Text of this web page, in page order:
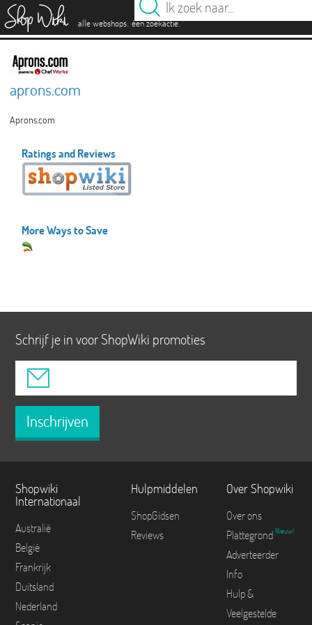
alle webshops. één zoekactie.
aprons.com
Aprons.com
Ratings and Reviews
More Ways to Save
Schrijf je in voor ShopWiki promoties
Inschrijven
Shopwiki
Internationaal
Australië
België
Frankrijk
Duitsland
Nederland
Hulpmiddelen
ShopGidsen
Reviews
Over Shopwiki
Over ons
Plattegrond Nieuw!
Adverteerder
Info
Hulp &
Veelgestelde